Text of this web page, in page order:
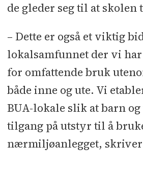
de gleder seg til at skolen
– Dette er også et viktig
lokalsamfunnet der vi
for omfattende bruk
både inne og ute. Vi
BUA-lokale slik at barn
tilgang på utstyr til å
nærmiljøanlegget,